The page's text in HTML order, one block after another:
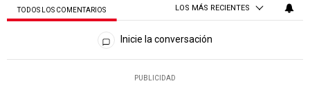
TODOS LOS COMENTARIOS LOS MÁS RECIENTES
Todos los comentarios
Inicie la conversación
PUBLICIDAD